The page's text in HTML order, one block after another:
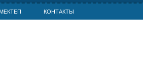
КОНТАКТЫ